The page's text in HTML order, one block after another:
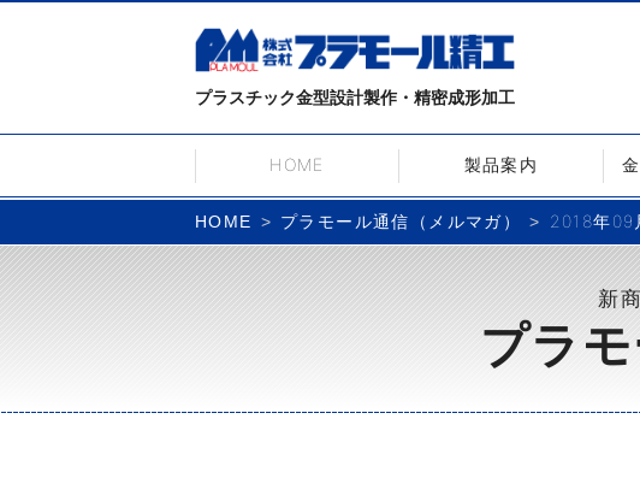
プラスチック金型設計製作・精密成形加工
HOME 製品案内
HOME プラモール通信（メルマガ） 2018年09
新
プラ